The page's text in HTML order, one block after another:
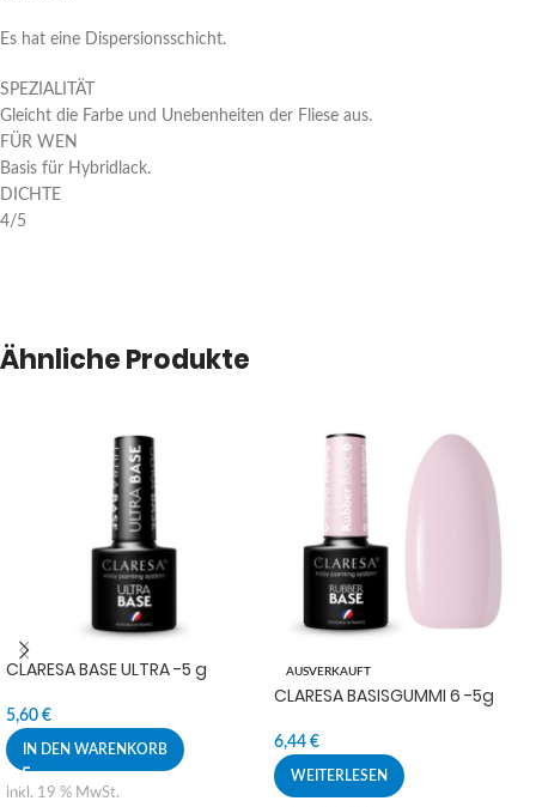
Es hat eine Dispersionsschicht.
SPEZIALITÄT
Gleicht die Farbe und Unebenheiten der Fliese aus.
FÜR WEN
Basis für Hybridlack.
DICHTE
4/5
Ähnliche Produkte
CLARESA BASE ULTRA -5 g
5,60 €
IN DEN WARENKORB
inkl. 19 % MwSt.
AUSVERKAUFT
CLARESA BASISGUMMI 6 -5g
6,44 €
WEITERLESEN